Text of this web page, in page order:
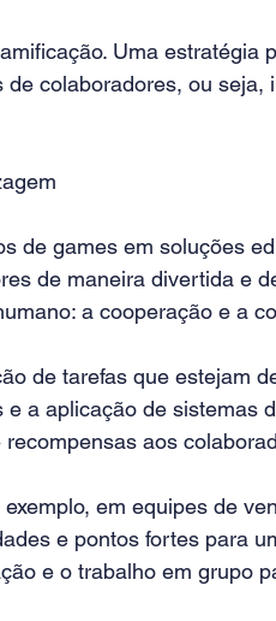
Uma estratégia
colaboradores, ou seja,
de games em soluções
de maneira divertida e
a cooperação e a
de tarefas que estejam
a aplicação de sistemas
aos
em equipes de
e pontos fortes para
e o trabalho em grupo